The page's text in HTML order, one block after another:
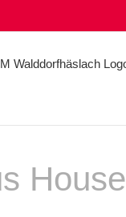
House